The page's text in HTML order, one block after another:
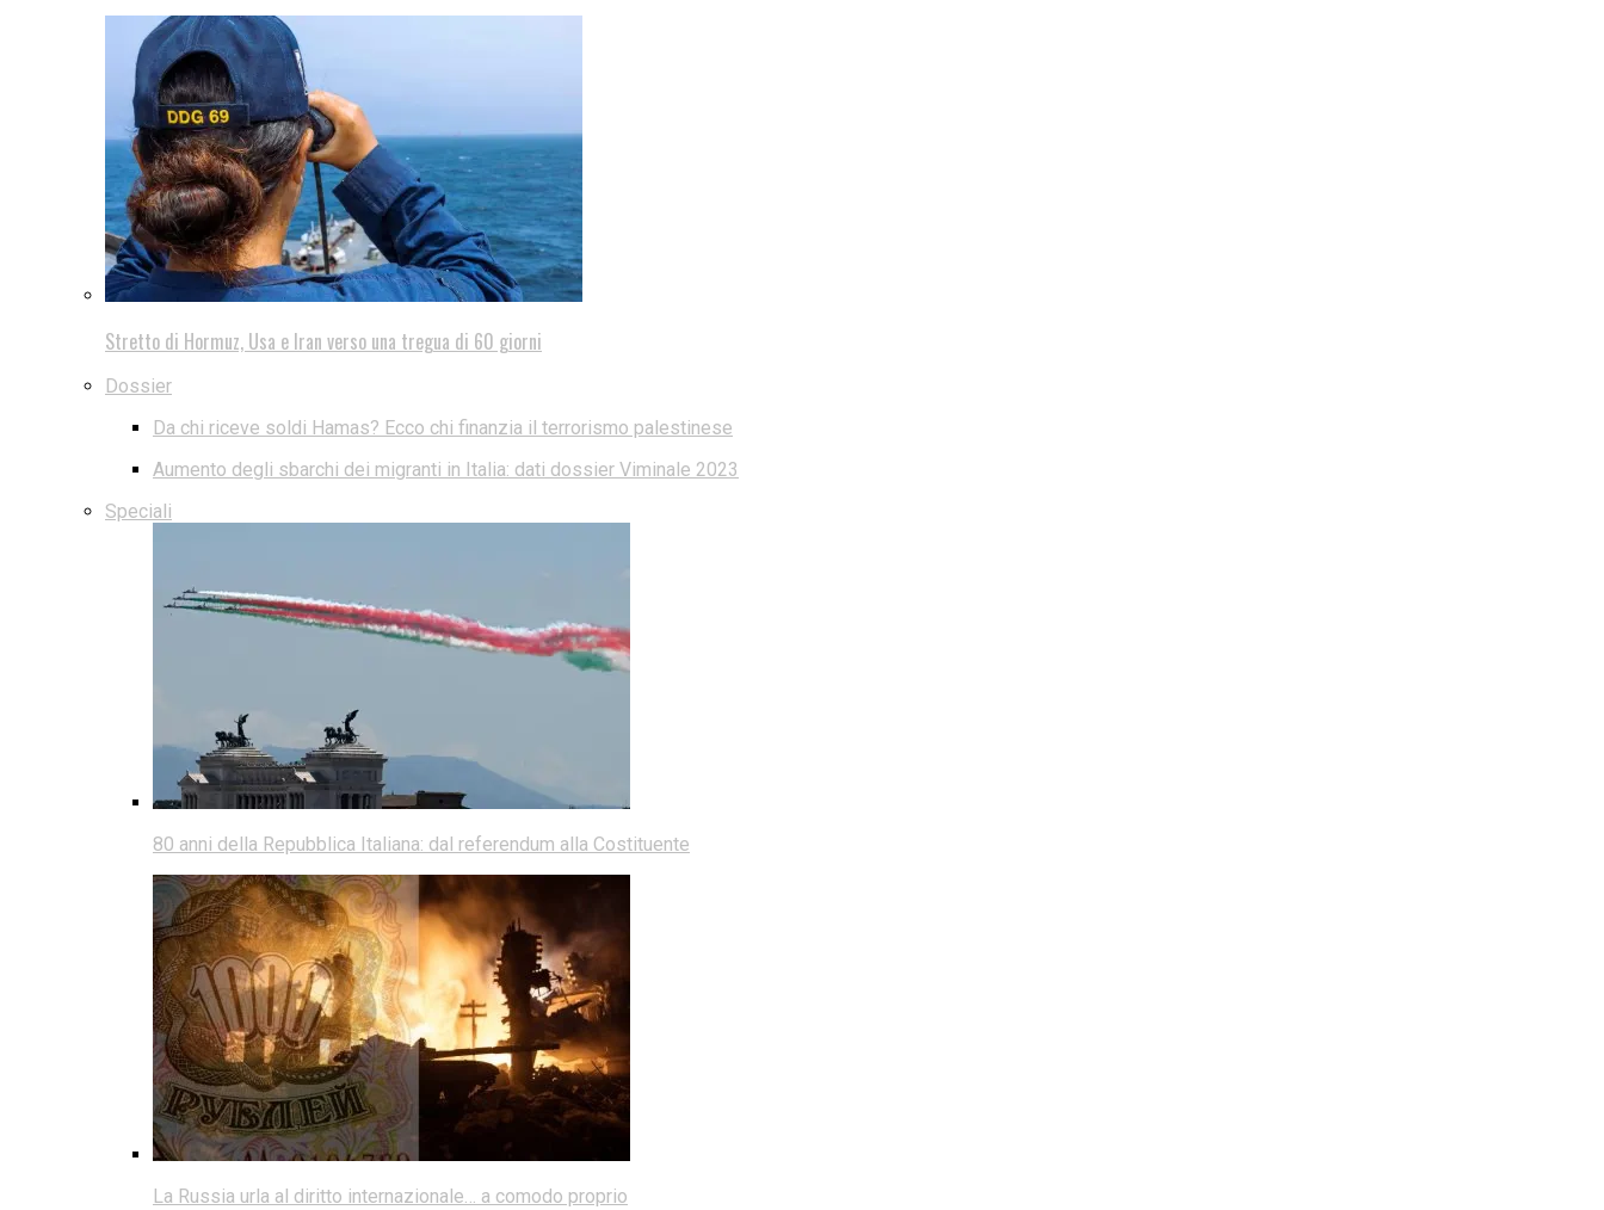
Stretto di Hormuz, Usa e Iran verso una tregua di 60 giorni
Dossier
Da chi riceve soldi Hamas? Ecco chi finanzia il terrorismo palestinese
Aumento degli sbarchi dei migranti in Italia: dati dossier Viminale 2023
Speciali
80 anni della Repubblica Italiana: dal referendum alla Costituente
La Russia urla al diritto internazionale… a comodo proprio